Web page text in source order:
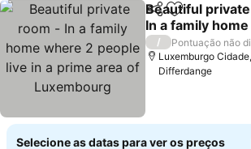
PartilharAdicionar
Beautiful
In a family
people live in a
area of
Ver preços
/
Pontuação não
Luxemburgo
Differdange
Selecione as datas para ver os preços